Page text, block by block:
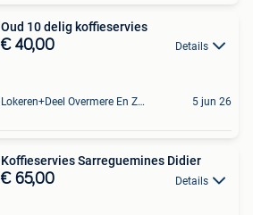
Oud 10 delig koffieservies
€ 40,00 Details
Lokeren+Deel Overmere En Zele 5 jun 26
Koffieservies Sarreguemines Didier
€ 65,00 Details